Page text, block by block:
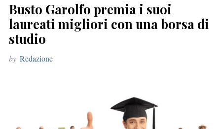
c
h
r
Busto Garolfo premia i suoi
laureati migliori con una borsa di
studio
by Redazione